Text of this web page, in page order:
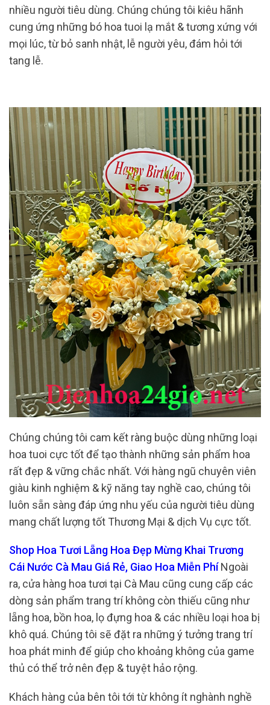
nhiều người tiêu dùng. Chúng chúng tôi kiêu hãnh
cung ứng những bó hoa tuoi lạ mắt & tương xứng với
mọi lúc, từ bỏ sanh nhật, lễ người yêu, đám hỏi tới
tang lễ.
Chúng chúng tôi cam kết ràng buộc dùng những loại
hoa tuoi cực tốt để tạo thành những sản phẩm hoa
rất đẹp & vững chắc nhất. Với hàng ngũ chuyên viên
giàu kinh nghiệm & kỹ năng tay nghề cao, chúng tôi
luôn sẵn sàng đáp ứng nhu yếu của người tiêu dùng
mang chất lượng tốt Thương Mại & dịch Vụ cực tốt.
Shop Hoa Tươi Lẵng Hoa Đẹp Mừng Khai Trương
Cái Nước Cà Mau Giá Rẻ, Giao Hoa Miễn PhíNgoài
ra, cửa hàng hoa tươi tại Cà Mau cũng cung cấp các
dòng sản phẩm trang trí không còn thiếu cũng như
lẵng hoa, bồn hoa, lọ đựng hoa & các nhiều loại hoa bị
khô quá. Chúng tôi sẽ đặt ra những ý tưởng trang trí
hoa phát minh để giúp cho khoảng không của game
thủ có thể trở nên đẹp & tuyệt hảo rộng.
Khách hàng của bên tôi tới từ không ít nghành nghề